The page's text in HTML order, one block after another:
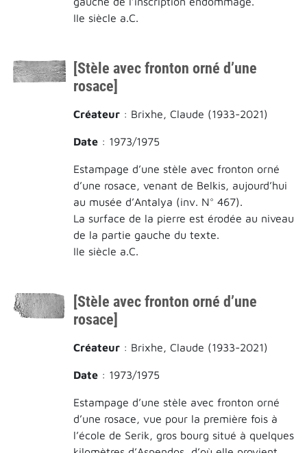
IIe siècle a.C.
[Stèle avec fronton orné d’une
rosace]
Créateur : Brixhe, Claude (1933-2021)
Date : 1973/1975
Estampage d’une stèle avec fronton orné
d’une rosace, venant de Belkis, aujourd’hui
au musée d’Antalya (inv. N° 467).
La surface de la pierre est érodée au niveau
de la partie gauche du texte.
IIe siècle a.C.
[Stèle avec fronton orné d’une
rosace]
Créateur : Brixhe, Claude (1933-2021)
Date : 1973/1975
Estampage d’une stèle avec fronton orné
d’une rosace, vue pour la première fois à
l’école de Serik, gros bourg situé à quelques